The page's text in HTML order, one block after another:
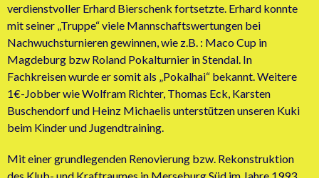
verdienstvoller Erhard Bierschenk fortsetzte. Erhard konnte
mit seiner „Truppe“ viele Mannschaftswertungen bei
Nachwuchsturnieren gewinnen, wie z.B. : Maco Cup in
Magdeburg bzw Roland Pokalturnier in Stendal. In
Fachkreisen wurde er somit als „Pokalhai“ bekannt. Weitere
1€-Jobber wie Wolfram Richter, Thomas Eck, Karsten
Buschendorf und Heinz Michaelis unterstützen unseren Kuki
beim Kinder und Jugendtraining.
Mit einer grundlegenden Renovierung bzw. Rekonstruktion